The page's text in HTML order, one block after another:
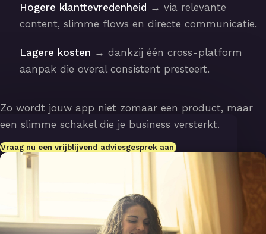
Hogere klanttevredenheid → via relevante
content, slimme flows en directe communicatie.
Lagere kosten → dankzij één cross-platform
aanpak die overal consistent presteert.
Zo wordt jouw app niet zomaar een product, maar
een slimme schakel die je business versterkt.
Vraag nu een vrijblijvend adviesgesprek aan.